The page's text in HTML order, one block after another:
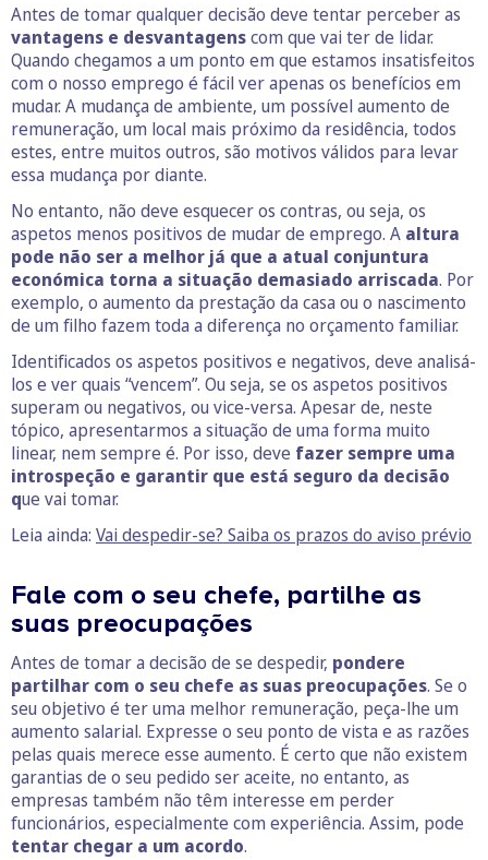
Antes de tomar qualquer decisão deve tentar perceber as
vantagens e desvantagenscom que vai ter de lidar.
Quando chegamos a um ponto em que estamos insatisfeitos
com o nosso emprego é fácil ver apenas os benefícios em
mudar. A mudança de ambiente, um possível aumento de
remuneração, um local mais próximo da residência, todos
estes, entre muitos outros, são motivos válidos para levar
essa mudança por diante.
No entanto, não deve esquecer os contras, ou seja, os
aspetos menos positivos de mudar de emprego. A altura
pode não ser a melhor já que a atual conjuntura
económica torna a situação demasiado arriscada. Por
exemplo, o aumento da prestação da casa ou o nascimento
de um filho fazem toda a diferença no orçamento familiar.
Identificados os aspetos positivos e negativos, deve analisá-
los e ver quais “vencem”. Ou seja, se os aspetos positivos
superam ou negativos, ou vice-versa. Apesar de, neste
tópico, apresentarmos a situação de uma forma muito
linear, nem sempre é. Por isso, deve fazer sempre uma
introspeção e garantir que está seguro da decisão
que vai tomar.
Leia ainda: Vai despedir-se? Saiba os prazos do aviso prévio
Fale com o seu chefe, partilhe as
suas preocupações
Antes de tomar a decisão de se despedir, pondere
partilhar com o seu chefe as suas preocupações. Se o
seu objetivo é ter uma melhor remuneração, peça-lhe um
aumento salarial. Expresse o seu ponto de vista e as razões
pelas quais merece esse aumento. É certo que não existem
garantias de o seu pedido ser aceite, no entanto, as
empresas também não têm interesse em perder
funcionários, especialmente com experiência. Assim, pode
tentar chegar a um acordo.